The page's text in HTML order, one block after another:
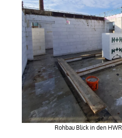
Rohbau Blick in den HWR